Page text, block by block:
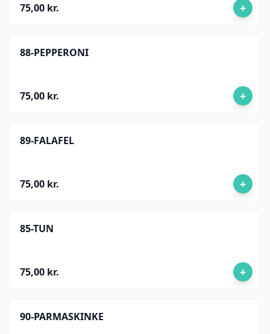
75,00 kr. +
88-PEPPERONI
75,00 kr. +
89-FALAFEL
75,00 kr. +
85-TUN
75,00 kr. +
90-PARMASKINKE